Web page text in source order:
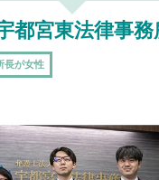
都宮東法律事務
長が女性